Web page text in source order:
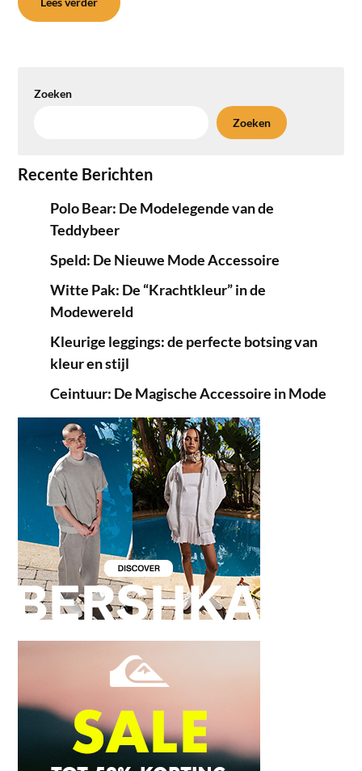
Zoeken
Zoeken
Recente Berichten
Polo Bear: De Modelegende van de
Teddybeer
Speld: De Nieuwe Mode Accessoire
Witte Pak: De “Krachtkleur” in de
Modewereld
Kleurige leggings: de perfecte botsing van
kleur en stijl
Ceintuur: De Magische Accessoire in Mode